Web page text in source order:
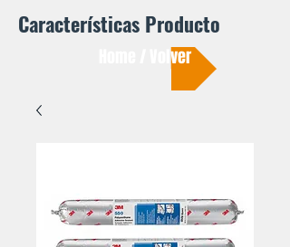
Características Producto
Home / Volver